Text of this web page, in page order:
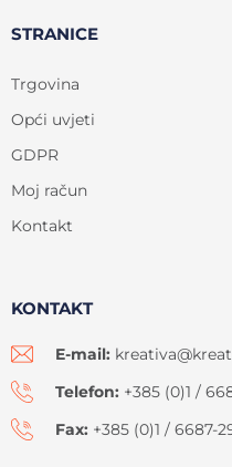
STRANICE
Trgovina
Opći uvjeti
GDPR
Moj račun
Kontakt
KONTAKT
E-mail:
Telefon: +385 (0)1 /
Fax: +385 (0)1 / 6687-